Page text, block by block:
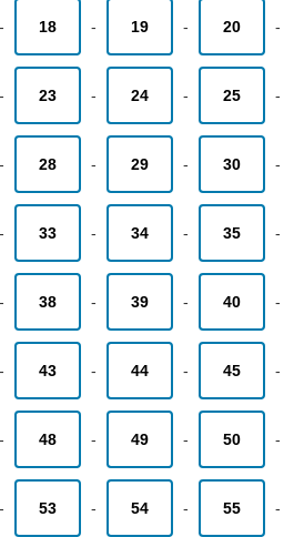
- 18 - 19 - 20 -
- 23 - 24 - 25 -
- 28 - 29 - 30 -
- 33 - 34 - 35 -
- 38 - 39 - 40 -
- 43 - 44 - 45 -
- 48 - 49 - 50 -
- 53 - 54 - 55 -